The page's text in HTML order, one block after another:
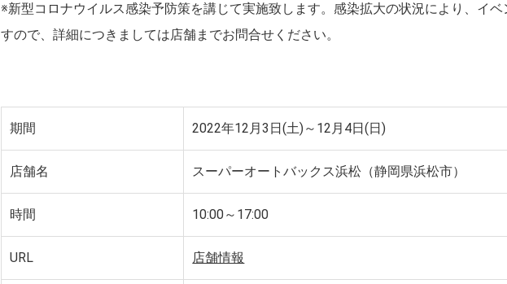
※新型コロナウイルス感染予防策を講じて実施致します。感染拡大の状況により、イ
すので、詳細につきましては店舗までお問合せください。
期間 2022年12月3日(土)～12月4日(日)
店舗名 スーパーオートバックス浜松（静岡県浜松市）
時間 10:00～17:00
URL 店舗情報